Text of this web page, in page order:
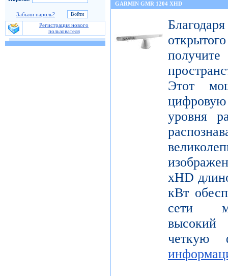
Забыли пароль?
Регистрация нового
пользователя
GARMIN GMR 1204 XHD
Этот
уровня
xHD
кВт
сети
высокий
четкую